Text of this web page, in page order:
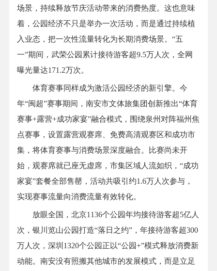
场景，持续释放节庆活动带来的消费热度。这也意味
着，公园经济不只是举办一次活动，而是通过持续植
入业态，把一次性流量转化为长期消费场景。“五
一”期间，武荣公园累计接待游客超9.5万人次，全网
曝光量达171.2万次。
体育赛事同样成为激活公园经济的新引擎。今
年“闽超”赛事期间，南安市文体旅集团创新推出“体育
赛事+露营+成功家宴”融合模式，围绕泉州对阵福州焦
点赛事，设置露营观赛席、免费高清观赛区和成功市
集，将体育赛事与消费场景深度融合。比赛尚未开
始，观赛席就已座无虚席，市集区域人流如织，“成功
家宴”套餐全部售罄，活动共吸引约1.6万人次参与，
实现赛事流量向消费流量有效转化。
放眼全国，北京1136个公园年均接待游客超5亿人
次，银川览山公园打造“落日之约”，年接待游客超300
万人次，深圳1320个公园正以“公园+”模式释放消费新
动能。南安没有照搬其他城市的发展模式，而是立足